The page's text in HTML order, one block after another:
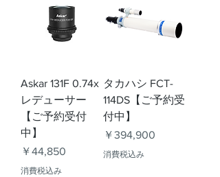
Askar 131F 0.74x
レデューサー
【ご予約受付
中】
価格
￥44,850
消費税込み
タカハシ FCT-
114DS【ご予約受
付中】
価格
￥394,900
消費税込み